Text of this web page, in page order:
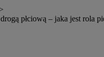
>
płciową – jaka jest rola